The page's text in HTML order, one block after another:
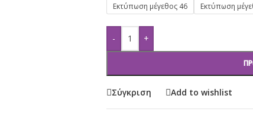
Εκτύπωση μέγεθος 46
Εκτύπωση
- +
Σύγκριση Add to wishlist